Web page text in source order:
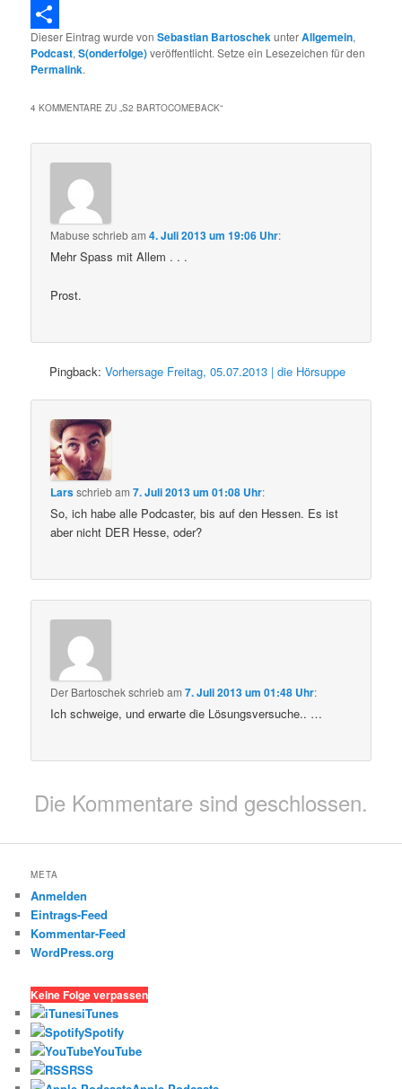
Telegram
Teilen
Dieser Eintrag wurde vonSebastian BartoschekunterAllgemein,
Podcast,S(onderfolge)veröffentlicht. Setze ein Lesezeichen für den
Permalink.
4 KOMMENTARE ZU „S2 BARTOCOMEBACK“
Mabuse schriebam4. Juli 2013 um 19:06 Uhr:
Mehr Spass mit Allem . . .
Prost.
Pingback:Vorhersage Freitag, 05.07.2013 | die Hörsuppe
Larsschriebam7. Juli 2013 um 01:08 Uhr:
So, ich habe alle Podcaster, bis auf den Hessen. Es ist
aber nicht DER Hesse, oder?
Der Bartoschekschriebam7. Juli 2013 um 01:48 Uhr:
Ich schweige, und erwarte die Lösungsversuche.. …
Die Kommentare sind geschlossen.
META
Anmelden
Eintrags-Feed
Kommentar-Feed
WordPress.org
Keine Folge verpassen
iTunes
Spotify
YouTube
RSS